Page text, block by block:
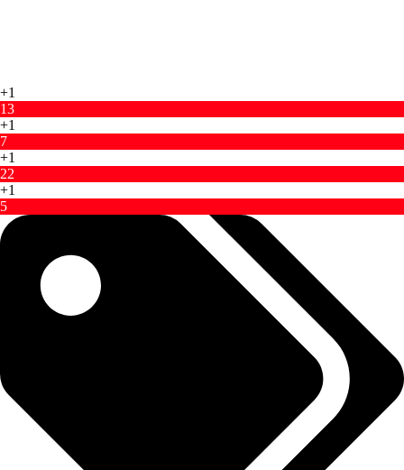
+1
13
+1
7
+1
22
+1
5